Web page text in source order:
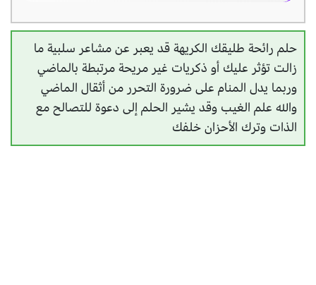
حلم رائحة طليقك الكريهة قد يعبر عن مشاعر سلبية ما
زالت تؤثر عليك أو ذكريات غير مريحة مرتبطة بالماضي
وربما يدل المنام على ضرورة التحرر من أثقال الماضي
والله علم الغيب وقد يشير الحلم إلى دعوة للتصالح مع
الذات وترك الأحزان خلفك